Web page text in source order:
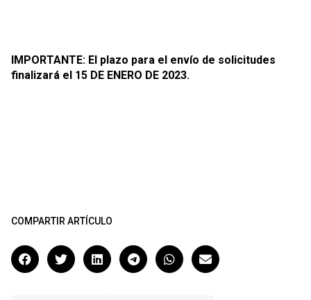
IMPORTANTE: El plazo para el envío de solicitudes
finalizará el 15 DE ENERO DE 2023.
COMPARTIR ARTÍCULO